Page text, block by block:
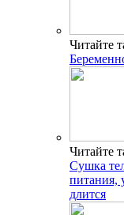
Читайте
Читайте
Сушка
питания,
длится